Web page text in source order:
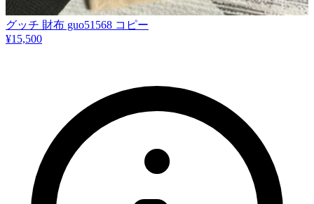
グッチ 財布 guo51568 コピー
¥15,500